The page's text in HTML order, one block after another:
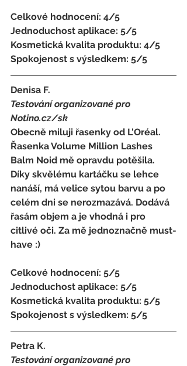
Celkové hodnocení: 4/5
Jednoduchost aplikace: 5/5
Kosmetická kvalita produktu: 4/5
Spokojenost s výsledkem: 5/5
Denisa F.
Testování organizované pro
Notino.cz/sk
Obecně miluji řasenky od L'Oréal.
Řasenka Volume Million Lashes
Balm Noid mě opravdu potěšila.
Díky skvělému kartáčku se lehce
nanáší, má velice sytou barvu a po
celém dni se nerozmazává. Dodává
řasám objem a je vhodná i pro
citlivé oči. Za mě jednoznačně must-
have :)
Celkové hodnocení: 5/5
Jednoduchost aplikace: 5/5
Kosmetická kvalita produktu: 5/5
Spokojenost s výsledkem: 5/5
Petra K.
Testování organizované pro